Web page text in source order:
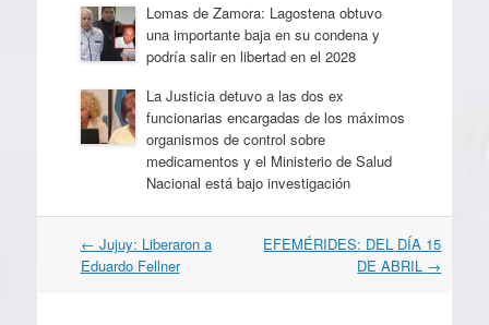
Lomas de Zamora: Lagostena obtuvo
una importante baja en su condena y
podría salir en libertad en el 2028
La Justicia detuvo a las dos ex
funcionarias encargadas de los máximos
organismos de control sobre
medicamentos y el Ministerio de Salud
Nacional está bajo investigación
Navegación
por
← Jujuy: Liberaron a
Eduardo Fellner
EFEMÉRIDES: DEL DÍA 15
DE ABRIL →